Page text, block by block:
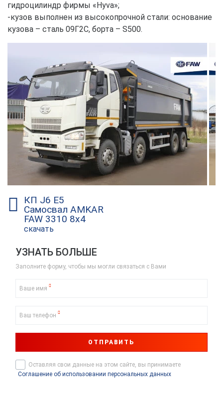
гидроцилиндр фирмы «Hyva»;
-кузов выполнен из высокопрочной стали: основание
кузова – сталь 09Г2С, борта – S500.
КП J6 E5
Самосвал AMKAR
FAW 3310 8х4
скачать
УЗНАТЬ БОЛЬШЕ
Заполните форму, чтобы мы могли связаться с Вами
Ваше имя
Ваш телефон
ОТПРАВИТЬ
Оставляя свои данные на этом сайте, вы принимаете
Соглашение об использовании персональных данных